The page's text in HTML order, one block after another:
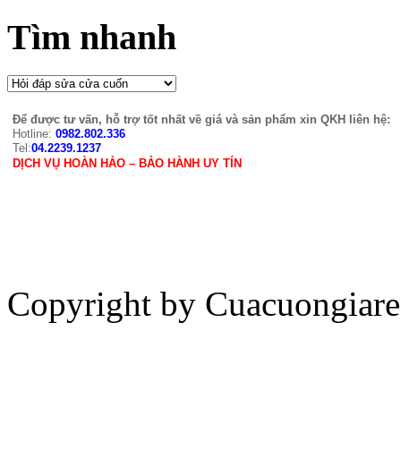
Tìm nhanh
Để được tư vấn, hỗ trợ tốt nhất về giá và sản phẩm xin QKH liên hệ:
Hotline: 0982.802.336
Tel:04.2239.1237
DỊCH VỤ HOÀN HẢO – BẢO HÀNH UY TÍN
Copyright by